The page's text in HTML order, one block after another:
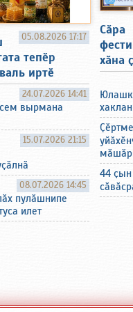
05.08.2026 17:17
тепӗр
иртӗ
24.07.2026 14:41
вырмана
15.07.2026 21:15
08.07.2026 14:45
пулӑшнипе
илет
Сӑра
хӑна
Ҫӗртме
44 ҫын